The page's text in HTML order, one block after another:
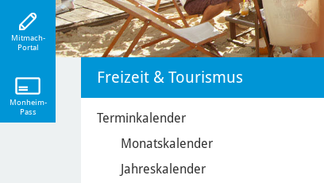
Freizeit & Tourismus
Terminkalender
Monatskalender
Jahreskalender
Mitmach-
Portal
Monheim-
Pass